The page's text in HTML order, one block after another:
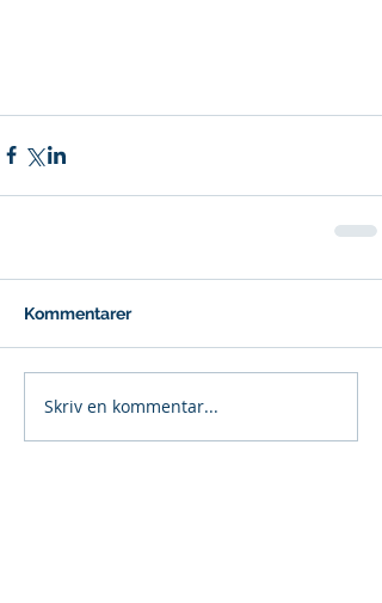
Kommentarer
Skriv en kommentar...